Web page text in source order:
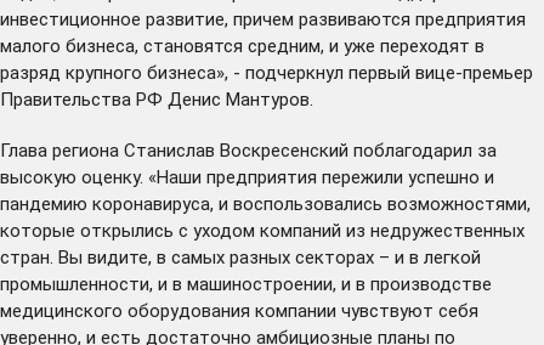
инвестиционное развитие, причем развиваются предприятия
малого бизнеса, становятся средним, и уже переходят в
разряд крупного бизнеса», - подчеркнул первый вице-премьер
Правительства РФ Денис Мантуров.
Глава региона Станислав Воскресенский поблагодарил за
высокую оценку. «Наши предприятия пережили успешно и
пандемию коронавируса, и воспользовались возможностями,
которые открылись с уходом компаний из недружественных
стран. Вы видите, в самых разных секторах – и в легкой
промышленности, и в машиностроении, и в производстве
медицинского оборудования компании чувствуют себя
уверенно, и есть достаточно амбициозные планы по